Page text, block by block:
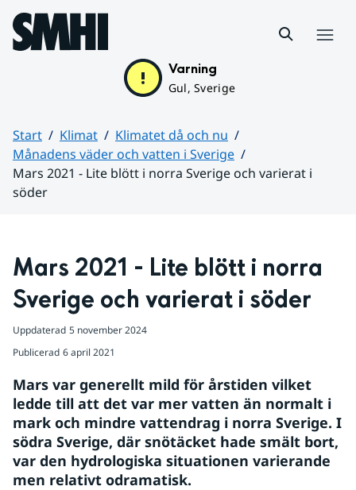
Hoppa till sidans innehåll
Varning
Gul, Sverige
Start Klimat
Klimatet då och nu
Månadens väder och vatten i Sverige
Mars 2021 - Lite blött i norra Sverige och varierat i
söder
Mars 2021 - Lite blött i norra
Sverige och varierat i söder
Uppdaterad 5 november 2024
Publicerad 6 april 2021
Mars var generellt mild för årstiden vilket
ledde till att det var mer vatten än normalt i
mark och mindre vattendrag i norra Sverige. I
södra Sverige, där snötäcket hade smält bort,
var den hydrologiska situationen varierande
men relativt odramatisk.